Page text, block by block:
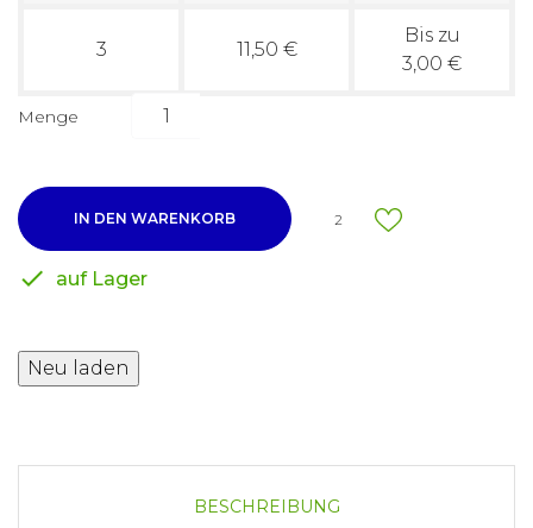
3 11,50 €
Bis zu
3,00 €
Menge
IN DEN WARENKORB 2
 auf Lager
BESCHREIBUNG